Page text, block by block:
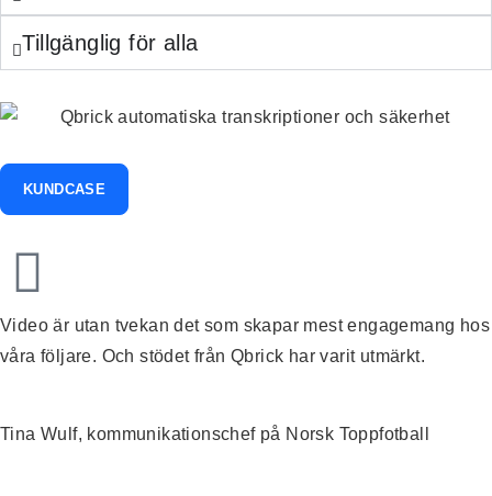
Tillgänglig för alla
KUNDCASE
Video är utan tvekan det som skapar mest engagemang hos
våra följare. Och stödet från Qbrick har varit utmärkt.
Tina Wulf, kommunikationschef på Norsk Toppfotball